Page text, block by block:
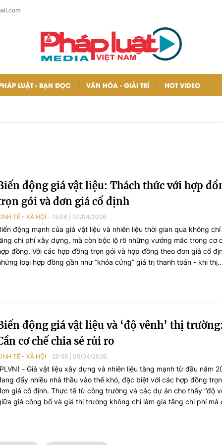
LUẬT - BẠN ĐỌC VĂN HÓA - GIẢI TRÍ HOT VIDEO
động giá vật liệu: Thách thức với hợp
gói và đơn giá cố định
TẾ - XÃ HỘI 15:06 07/04/2026
động mạnh của giá vật liệu và nhiên liệu thời gian qua không chỉ
chi phí xây dựng, mà còn bộc lộ rõ những vướng mắc trong cơ
đồng. Với các hợp đồng trọn gói và hợp đồng theo đơn giá cố
loại hợp đồng gần như “khóa cứng” giá trị thanh toán - khi thị
động giá vật liệu và ‘độ vênh’ thị trường:
cơ chế chia sẻ rủi ro
TẾ - XÃ HỘI 20:56 05/04/2026
- Giá vật liệu xây dựng và nhiên liệu tăng mạnh từ đầu năm
đẩy nhiều nhà thầu vào thế khó, đặc biệt với các hợp đồng
giá cố định. Thực tế từ công trường và các dự án cho thấy “độ
giá công bố và giá thị trường không chỉ làm gia tăng chi phí mà